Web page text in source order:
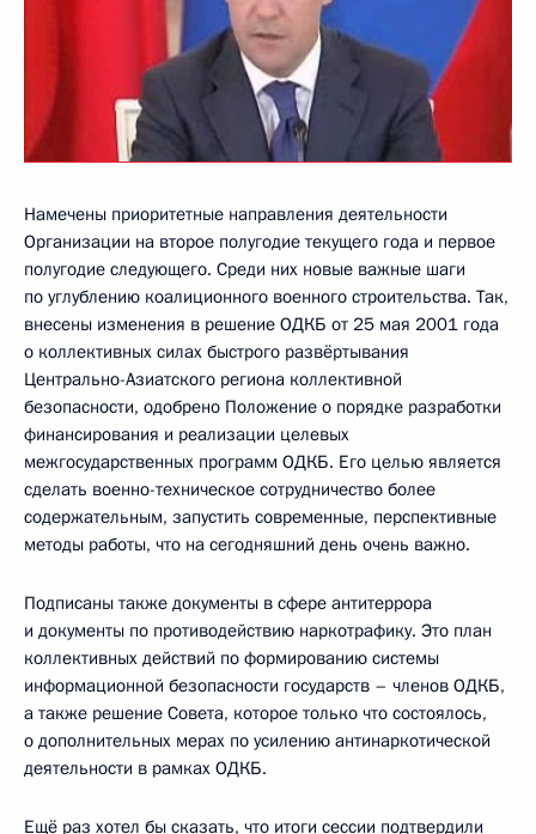
Намечены приоритетные направления деятельности
Организации на второе полугодие текущего года и первое
полугодие следующего. Среди них новые важные шаги
по углублению коалиционного военного строительства. Так,
внесены изменения в решение ОДКБ от 25 мая 2001 года
о коллективных силах быстрого развёртывания
Центрально-Азиатского региона коллективной
безопасности, одобрено Положение о порядке разработки
финансирования и реализации целевых
межгосударственных программ ОДКБ. Его целью является
сделать военно-техническое сотрудничество более
содержательным, запустить современные, перспективные
методы работы, что на сегодняшний день очень важно.
Подписаны также документы в сфере антитеррора
и документы по противодействию наркотрафику. Это план
коллективных действий по формированию системы
информационной безопасности государств – членов ОДКБ,
а также решение Совета, которое только что состоялось,
о дополнительных мерах по усилению антинаркотической
деятельности в рамках ОДКБ.
Ещё раз хотел бы сказать, что итоги сессии подтвердили